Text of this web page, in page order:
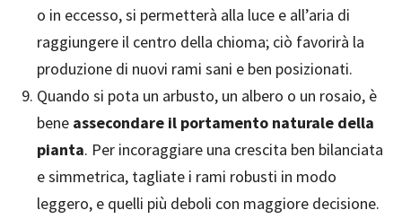
o in eccesso, si permetterà alla luce e all’aria di
raggiungere il centro della chioma; ciò favorirà la
produzione di nuovi rami sani e ben posizionati.
Quando si pota un arbusto, un albero o un rosaio, è
bene assecondare il portamento naturale della
pianta. Per incoraggiare una crescita ben bilanciata
e simmetrica, tagliate i rami robusti in modo
leggero, e quelli più deboli con maggiore decisione.